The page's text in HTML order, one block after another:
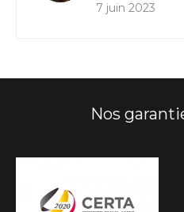
7 juin 2023
Nos